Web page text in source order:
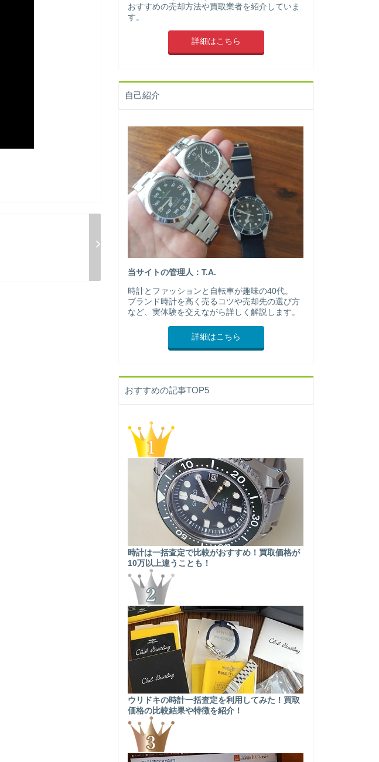
おすすめの売却方法や買取業者を紹介していま
す。
詳細はこちら
自己紹介
当サイトの管理人：T.A.
時計とファッションと自転車が趣味の40代。
ブランド時計を高く売るコツや売却先の選び方
など、実体験を交えながら詳しく解説します。
詳細はこちら
おすすめの記事TOP5
時計は一括査定で比較がおすすめ！買取価格が
10万以上違うことも！
ウリドキの時計一括査定を利用してみた！買取
価格の比較結果や特徴を紹介！